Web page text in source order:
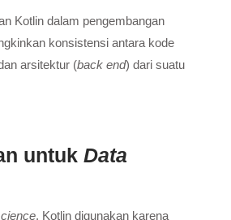
Kotlin dalam pengembangan
konsistensi antara kode
arsitektur (back end) dari suatu
untuk Data
, Kotlin digunakan karena